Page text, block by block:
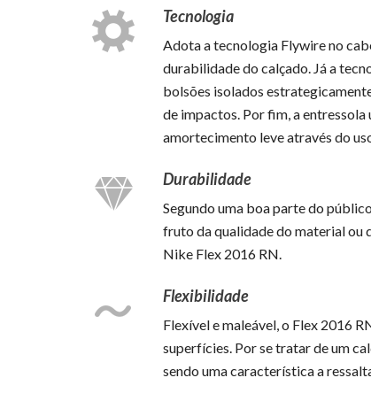
Tecnologia
Adota a tecnologia Flywire no
durabilidade do calçado. Já a
bolsões isolados
de impactos. Por fim, a
amortecimento leve através do
Durabilidade
Segundo uma boa parte do
fruto da qualidade do material ou
Nike Flex 2016 RN.
Flexibilidade
Flexível e maleável, o Flex 2016
superfícies. Por se tratar de um
sendo uma característica a